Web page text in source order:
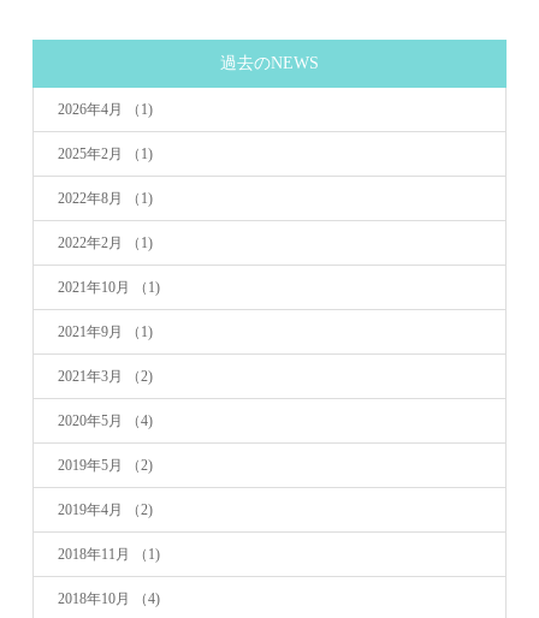
過去のNEWS
2026年4月 （1)
2025年2月 （1)
2022年8月 （1)
2022年2月 （1)
2021年10月 （1)
2021年9月 （1)
2021年3月 （2)
2020年5月 （4)
2019年5月 （2)
2019年4月 （2)
2018年11月 （1)
2018年10月 （4)